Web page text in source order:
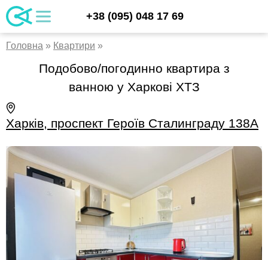
Skip
to
content
apartments +38 (095) 048 17 69
UA
RU
Головна » Квартири »
Подобово/погодинно квартира з
ванною у Харкові ХТЗ
Харків, проспект Героїв Сталинграду 138А